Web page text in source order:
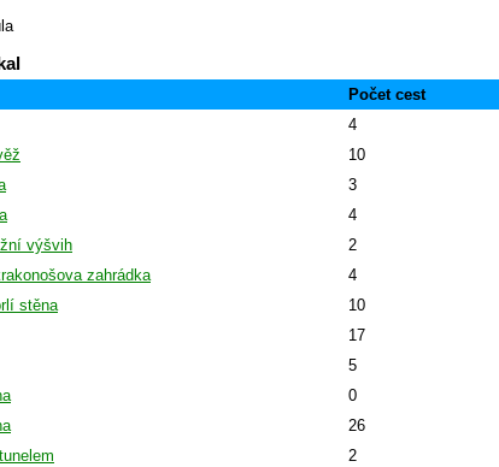
Počet cest
4
10
3
4
výšvih
2
zahrádka
4
stěna
10
17
5
0
26
2